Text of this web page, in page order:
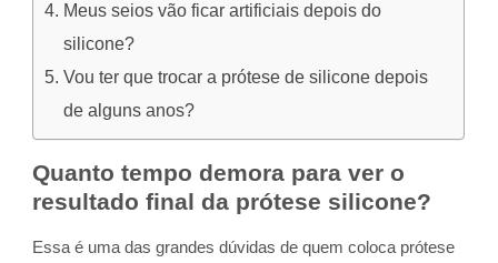
Meus seios vão ficar artificiais depois do
silicone?
Vou ter que trocar a prótese de silicone depois
de alguns anos?
Quanto tempo demora para ver o
resultado final da prótese silicone?
Essa é uma das grandes dúvidas de quem coloca prótese